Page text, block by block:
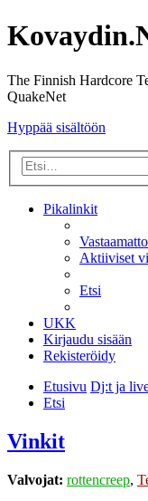
The Finnish Hardcore
QuakeNet
Hyppää sisältöön
Pikalinkit
Aktiiviset
Etsi
UKK
Kirjaudu sisään
Rekisteröidy
Etusivu Dj:t ja
Etsi
Vinkit
Valvojat: rottencreep,